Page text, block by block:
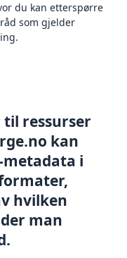
du kan etterspørre
som gjelder
til ressurser
kan
metadata i
hvilken
man